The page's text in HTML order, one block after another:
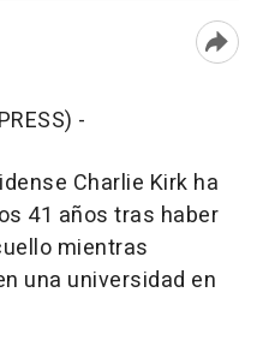
-
Charlie Kirk ha
41 años tras haber
mientras
una universidad en